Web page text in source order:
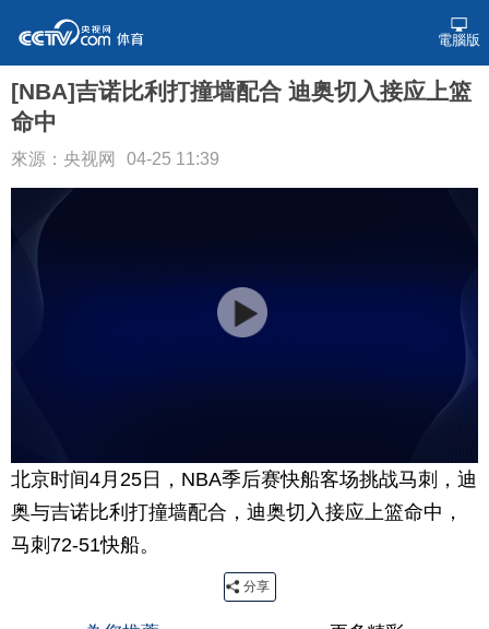
電腦版
[NBA]吉诺比利打撞墙配合 迪奥切入接应上篮
命中
來源：央视网 04-25 11:39
北京时间4月25日，NBA季后赛快船客场挑战马刺，迪
奥与吉诺比利打撞墙配合，迪奥切入接应上篮命中，
马刺72-51快船。
分享